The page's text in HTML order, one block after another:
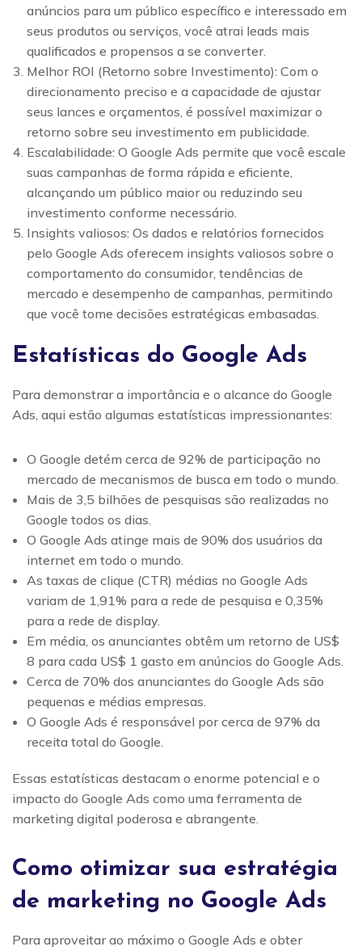
anúncios para um público específico e interessado em
seus produtos ou serviços, você atrai leads mais
qualificados e propensos a se converter.
Melhor ROI (Retorno sobre Investimento): Com o
direcionamento preciso e a capacidade de ajustar
seus lances e orçamentos, é possível maximizar o
retorno sobre seu investimento em publicidade.
Escalabilidade: O Google Ads permite que você escale
suas campanhas de forma rápida e eficiente,
alcançando um público maior ou reduzindo seu
investimento conforme necessário.
Insights valiosos: Os dados e relatórios fornecidos
pelo Google Ads oferecem insights valiosos sobre o
comportamento do consumidor, tendências de
mercado e desempenho de campanhas, permitindo
que você tome decisões estratégicas embasadas.
Estatísticas do Google Ads
Para demonstrar a importância e o alcance do Google
Ads, aqui estão algumas estatísticas impressionantes:
O Google detém cerca de 92% de participação no
mercado de mecanismos de busca em todo o mundo.
Mais de 3,5 bilhões de pesquisas são realizadas no
Google todos os dias.
O Google Ads atinge mais de 90% dos usuários da
internet em todo o mundo.
As taxas de clique (CTR) médias no Google Ads
variam de 1,91% para a rede de pesquisa e 0,35%
para a rede de display.
Em média, os anunciantes obtêm um retorno de US$
8 para cada US$ 1 gasto em anúncios do Google Ads.
Cerca de 70% dos anunciantes do Google Ads são
pequenas e médias empresas.
O Google Ads é responsável por cerca de 97% da
receita total do Google.
Essas estatísticas destacam o enorme potencial e o
impacto do Google Ads como uma ferramenta de
marketing digital poderosa e abrangente.
Como otimizar sua estratégia
de marketing no Google Ads
Para aproveitar ao máximo o Google Ads e obter